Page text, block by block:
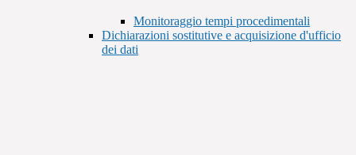
Monitoraggio tempi procedimentali
Dichiarazioni sostitutive e acquisizione d'ufficio
dei dati